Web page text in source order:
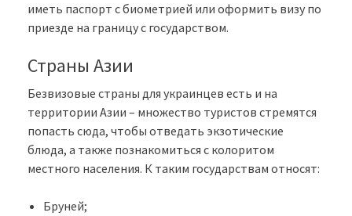
иметь паспорт с биометрией или оформить визу по
приезде на границу с государством.
Страны Азии
Безвизовые страны для украинцев есть и на
территории Азии – множество туристов стремятся
попасть сюда, чтобы отведать экзотические
блюда, а также познакомиться с колоритом
местного населения. К таким государствам относят:
Бруней;